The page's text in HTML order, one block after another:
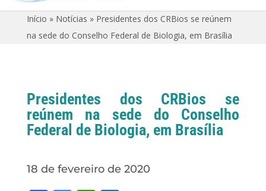
Início » Notícias » Presidentes dos CRBios se reúnem
na sede do Conselho Federal de Biologia, em Brasília
Presidentes dos CRBios se
reúnem na sede do Conselho
Federal de Biologia, em Brasília
18 de fevereiro de 2020